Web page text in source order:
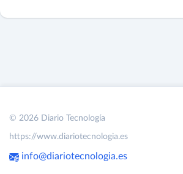
© 2026 Diario Tecnología
https://www.diariotecnologia.es
info@diariotecnologia.es